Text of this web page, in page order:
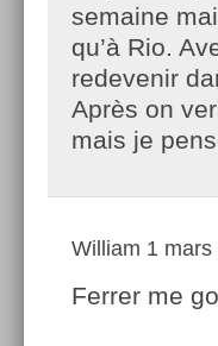
semaine
qu’à Rio.
redevenir
Après on
mais je
William 1
Ferrer me